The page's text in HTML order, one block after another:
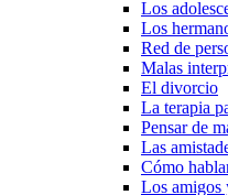
Los
Los
Red de
Malas
El divorcio
La terapia
Pensar de
Las
Cómo
Los amigos